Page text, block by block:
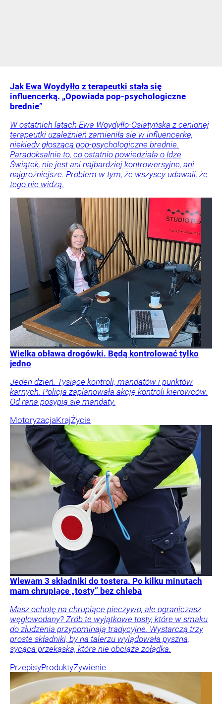
Jak Ewa Woydyłło z terapeutki stała się
influencerką. „Opowiada pop-psychologiczne
brednie”
W ostatnich latach Ewa Woydyłło-Osiatyńska z cenionej
terapeutki uzależnień zamieniła się w influencerkę,
niekiedy głoszącą pop-psychologiczne brednie.
Paradoksalnie to, co ostatnio powiedziała o Idze
Świątek, nie jest ani najbardziej kontrowersyjne, ani
najgroźniejsze. Problem w tym, że wszyscy udawali, że
tego nie widzą.
Wielka obława drogówki. Będą kontrolować tylko
jedno
Jeden dzień. Tysiące kontroli, mandatów i punktów
karnych. Policja zaplanowała akcję kontroli kierowców.
Od rana posypią się mandaty.
MotoryzacjaKrajŻycie
Wlewam 3 składniki do tostera. Po kilku minutach
mam chrupiące „tosty” bez chleba
Masz ochotę na chrupiące pieczywo, ale ograniczasz
węglowodany? Zrób te wyjątkowe tosty, które w smaku
do złudzenia przypominają tradycyjne. Wystarczą trzy
proste składniki, by na talerzu wylądowała pyszna,
sycąca przekąska, która nie obciąża żołądka.
PrzepisyProduktyŻywienie